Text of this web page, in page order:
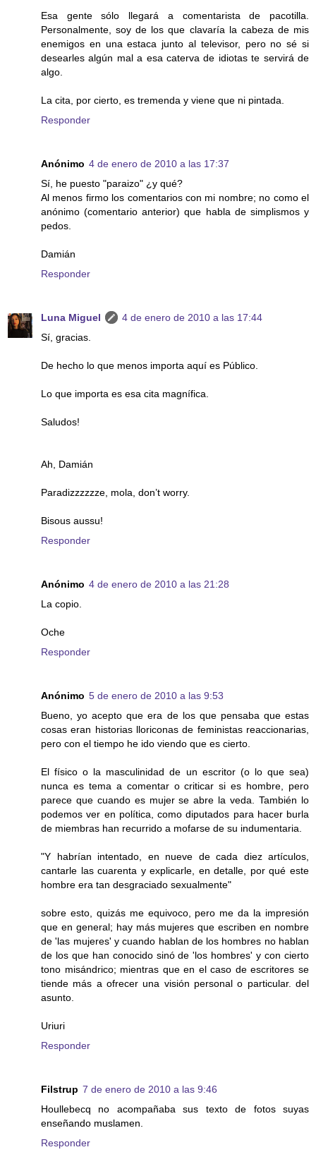
Esa gente sólo llegará a comentarista de pacotilla.
Personalmente, soy de los que clavaría la cabeza de mis
enemigos en una estaca junto al televisor, pero no sé si
desearles algún mal a esa caterva de idiotas te servirá de
algo.
La cita, por cierto, es tremenda y viene que ni pintada.
Responder
Anónimo 4 de enero de 2010 a las 17:37
Sí, he puesto "paraizo" ¿y qué?
Al menos firmo los comentarios con mi nombre; no como el
anónimo (comentario anterior) que habla de simplismos y
pedos.
Damián
Responder
Luna Miguel
4 de enero de 2010 a las 17:44
Sí, gracias.
De hecho lo que menos importa aquí es Público.
Lo que importa es esa cita magnífica.
Saludos!
Ah, Damián
Paradizzzzzze, mola, don’t worry.
Bisous aussu!
Responder
Anónimo 4 de enero de 2010 a las 21:28
La copio.
Oche
Responder
Anónimo 5 de enero de 2010 a las 9:53
Bueno, yo acepto que era de los que pensaba que estas
cosas eran historias lloriconas de feministas reaccionarias,
pero con el tiempo he ido viendo que es cierto.
El físico o la masculinidad de un escritor (o lo que sea)
nunca es tema a comentar o criticar si es hombre, pero
parece que cuando es mujer se abre la veda. También lo
podemos ver en política, como diputados para hacer burla
de miembras han recurrido a mofarse de su indumentaria.
"Y habrían intentado, en nueve de cada diez artículos,
cantarle las cuarenta y explicarle, en detalle, por qué este
hombre era tan desgraciado sexualmente"
sobre esto, quizás me equivoco, pero me da la impresión
que en general; hay más mujeres que escriben en nombre
de 'las mujeres' y cuando hablan de los hombres no hablan
de los que han conocido sinó de 'los hombres' y con cierto
tono misándrico; mientras que en el caso de escritores se
tiende más a ofrecer una visión personal o particular. del
asunto.
Uriuri
Responder
Filstrup 7 de enero de 2010 a las 9:46
Houllebecq no acompañaba sus texto de fotos suyas
enseñando muslamen.
Responder